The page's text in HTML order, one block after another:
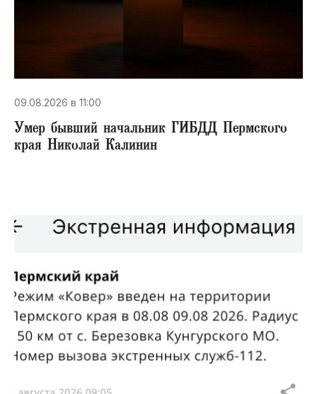
09.08.2026 в 11:00
Умер бывший начальник ГИБДД Пермского
края Николай Калинин